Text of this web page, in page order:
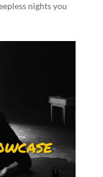
nights you